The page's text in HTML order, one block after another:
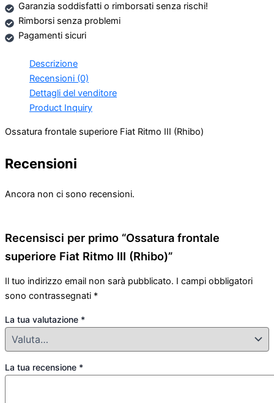
Garanzia soddisfatti o rimborsati senza rischi!
Rimborsi senza problemi
Pagamenti sicuri
Descrizione
Recensioni (0)
Dettagli del venditore
Product Inquiry
Ossatura frontale superiore Fiat Ritmo III (Rhibo)
Recensioni
Ancora non ci sono recensioni.
Recensisci per primo “Ossatura frontale
superiore Fiat Ritmo III (Rhibo)”
Il tuo indirizzo email non sarà pubblicato. I campi obbligatori
sono contrassegnati *
La tua valutazione *
La tua recensione *